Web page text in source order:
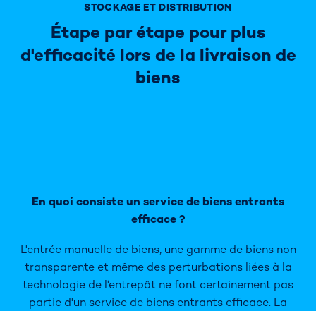
STOCKAGE ET DISTRIBUTION
Étape par étape pour plus
d'efficacité lors de la livraison de
biens
En quoi consiste un service de biens entrants
efficace ?
L'entrée manuelle de biens, une gamme de biens non
transparente et même des perturbations liées à la
technologie de l'entrepôt ne font certainement pas
partie d'un service de biens entrants efficace. La